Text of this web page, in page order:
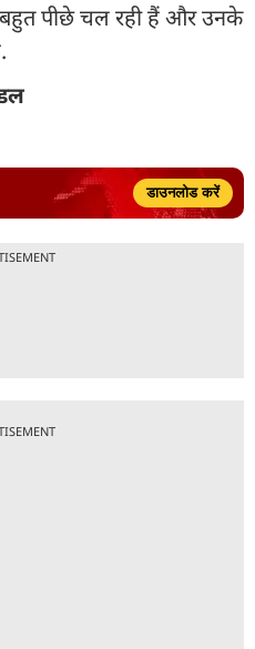
पीछे चल रही हैं और उनके
डाउनलोड करें